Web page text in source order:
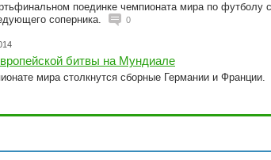
поединке чемпионата мира по футболу
соперника.
0
битвы на Мундиале
мира столкнутся сборные Германии и Франции.